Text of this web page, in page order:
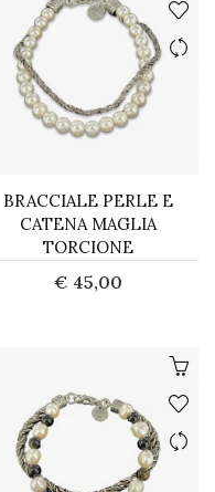
BRACCIALE PERLE E
CATENA MAGLIA
TORCIONE
€ 45,00